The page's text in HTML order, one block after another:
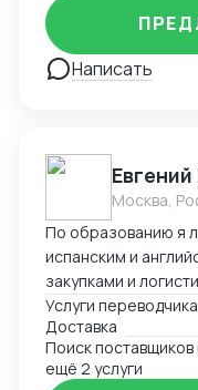
Написать
Москва,
По образованию я
испанским и
закупками и
Координировал,
согласовал цены
компании. В
организацией
Услуги переводчика
Доставка
Поиск поставщиков
ещё 2 услуги